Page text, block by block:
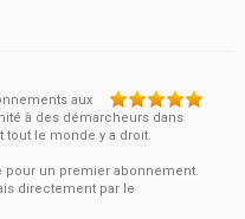
aux
à des démarcheurs dans
tout le monde y a droit.
pour un premier abonnement.
directement par le